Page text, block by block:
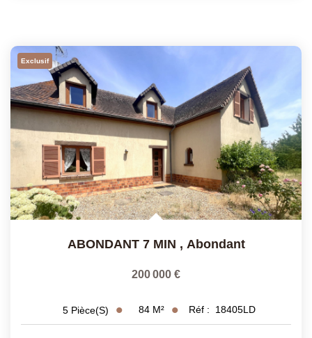
Exclusif
ABONDANT 7 MIN , Abondant
200 000 €
5 Pièce(s) 84 M² Réf : 18405LD